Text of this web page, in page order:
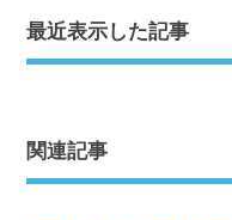
最近表示した記事
関連記事